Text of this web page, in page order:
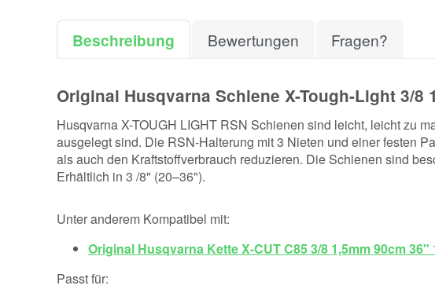
Beschreibung Bewertungen Fragen?
Original Husqvarna Schiene X-Tough-Light 3/8
Husqvarna X-TOUGH LIGHT RSN Schienen sind leicht, leicht zu
ausgelegt sind. Die RSN-Halterung mit 3 Nieten und einer festen
als auch den Kraftstoffverbrauch reduzieren. Die Schienen sind
Erhältlich in 3 /8" (20–36").
Unter anderem Kompatibel mit:
Original Husqvarna Kette X-CUT C85 3/8 1,5mm 90cm 36"
Passt für: